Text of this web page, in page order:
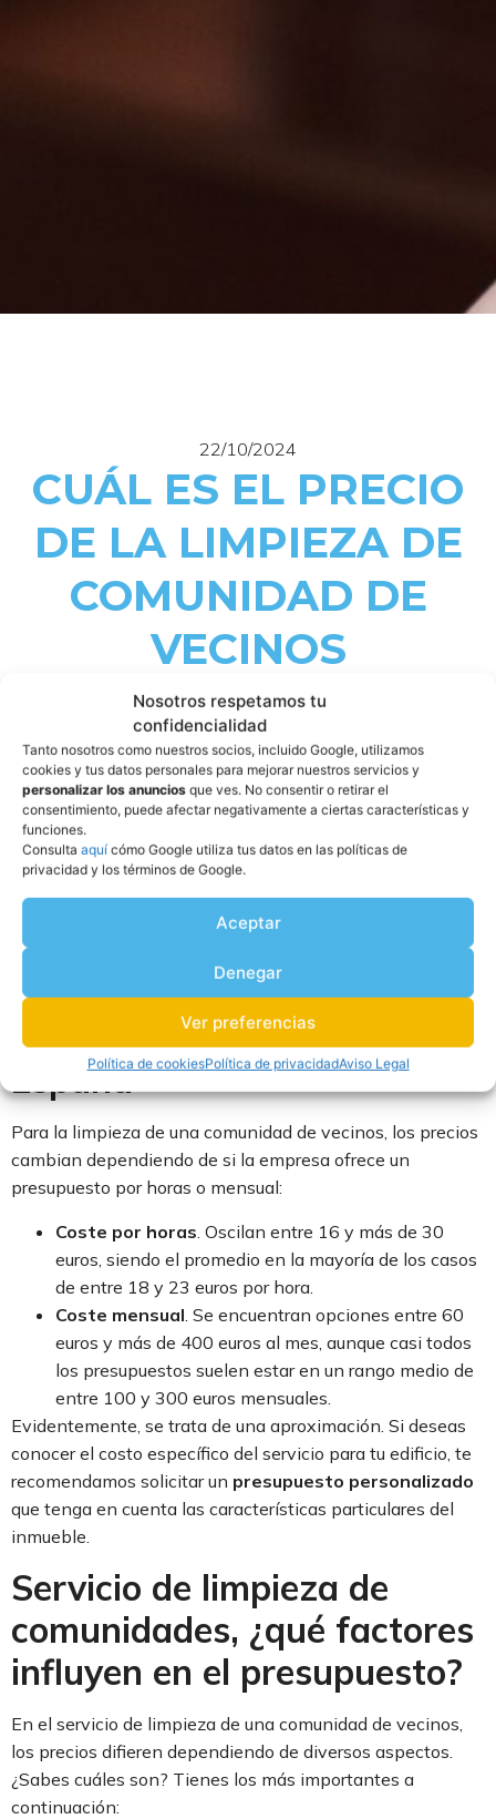
Nosotros respetamos tu
confidencialidad
Tanto nosotros como nuestros socios, incluido Google, utilizamos
cookies y tus datos personales para mejorar nuestros servicios y
personalizar los anuncios que ves. No consentir o retirar el
consentimiento, puede afectar negativamente a ciertas características y
funciones.
Consulta aquí cómo Google utiliza tus datos en las políticas de
privacidad y los términos de Google.
Aceptar
Denegar
Ver preferencias
Política de cookiesPolítica de privacidadAviso Legal
22/10/2024
CUÁL ES EL PRECIO
DE LA LIMPIEZA DE
COMUNIDAD DE
VECINOS
¿Sabes cuánto cuesta un servicio de limpieza de una
comunidad de vecinos?Los precios pueden variar en
función de diversos factores, como la frecuencia con la que
se lleve a cabo el trabajo, el tamaño del edificio y el
número de tareas a realizar. En este artículo te explicamos
todo en detalle para que tomes las mejores decisiones,
que influyen en el presupuesto hasta los consejos que no
debes pasar por alto antes de contratar una empresa.
Limpieza de una comunidad
de vecinos: precios en
España
Para la limpieza de una comunidad de vecinos, los precios
cambian dependiendo de si la empresa ofrece un
presupuesto por horas o mensual:
Coste por horas . Oscilan entre 16 y más de 30
euros, siendo el promedio en la mayoría de los casos
de entre 18 y 23 euros por hora.
Coste mensual . Se encuentran opciones entre 60
euros y más de 400 euros al mes, aunque casi todos
los presupuestos suelen estar en un rango medio de
entre 100 y 300 euros mensuales.
Evidentemente, se trata de una aproximación. Si deseas
conocer el costo específico del servicio para tu edificio, te
recomendamos solicitar un presupuesto personalizado
que tenga en cuenta las características particulares del
inmueble.
Servicio de limpieza de
comunidades, ¿qué factores
influyen en el presupuesto?
En el servicio de limpieza de una comunidad de vecinos,
los precios difieren dependiendo de diversos aspectos.
¿Sabes cuáles son? Tienes los más importantes a
continuación: